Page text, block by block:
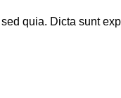
quia. Dicta sunt